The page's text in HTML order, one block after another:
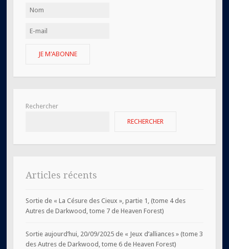
JE M'ABONNE
Rechercher
RECHERCHER
Articles récents
Sortie de « La Césure des Cieux », partie 1, (tome 4 des
Autres de Darkwood, tome 7 de Heaven Forest)
Sortie aujourd’hui, 20/09/2025 de « Jeux d’alliances » (tome 3
des Autres de Darkwood, tome 6 de Heaven Forest)